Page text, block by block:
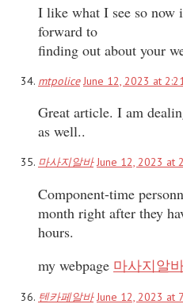
I like what I see so now
forward to
finding out about your
mtpolice June 12, 2023 at
Great article. I am
as well..
마사지알바 June 12, 2023 at
Component-time
month right after they
hours.
my webpage 마사지알
텐카페알바 June 12, 2023 at